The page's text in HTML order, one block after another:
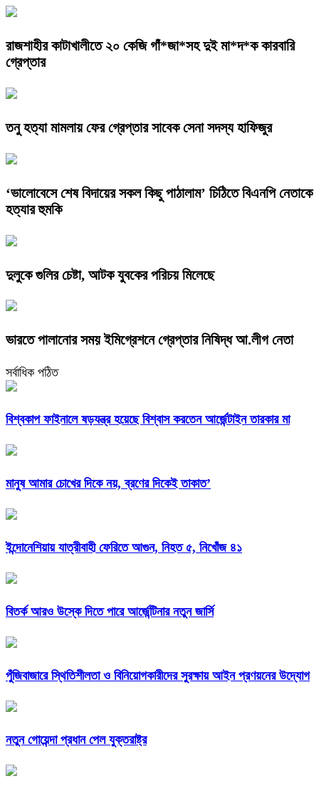
রাজশাহীর কাটাখালীতে ২০ কেজি গাঁ*জা*সহ দুই মা*দ*ক কারবারি
গ্রেপ্তার
তনু হত্যা মামলায় ফের গ্রেপ্তার সাবেক সেনা সদস্য হাফিজুর
‘ভালোবেসে শেষ বিদায়ের সকল কিছু পাঠালাম’ চিঠিতে বিএনপি নেতাকে
হত্যার হুমকি
দুলুকে গুলির চেষ্টা, আটক যুবকের পরিচয় মিলেছে
ভারতে পালানোর সময় ইমিগ্রেশনে গ্রেপ্তার নিষিদ্ধ আ.লীগ নেতা
সর্বাধিক পঠিত
বিশ্বকাপ ফাইনালে ষড়যন্ত্র হয়েছে বিশ্বাস করতেন আর্জেন্টাইন তারকার মা
মানুষ আমার চোখের দিকে নয়, ব্রণের দিকেই তাকাত’
ইন্দোনেশিয়ায় যাত্রীবাহী ফেরিতে আগুন, নিহত ৫, নিখোঁজ ৪১
বিতর্ক আরও উস্কে দিতে পারে আর্জেন্টিনার নতুন জার্সি
পুঁজিবাজারে স্থিতিশীলতা ও বিনিয়োগকারীদের সুরক্ষায় আইন প্রণয়নের উদ্যোগ
নতুন গোয়েন্দা প্রধান পেল যুক্তরাষ্ট্র